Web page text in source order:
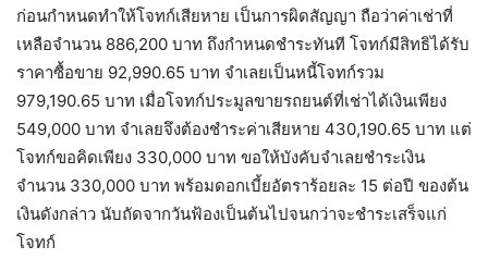
ก่อนกำหนดทำให้โจทก์เสียหาย เป็นการผิดสัญญา ถือว่าค่าเช่าที่
เหลือจำนวน 886,200 บาท ถึงกำหนดชำระทันที โจทก์มีสิทธิได้รับ
ราคาซื้อขาย 92,990.65 บาท จำเลยเป็นหนี้โจทก์รวม
979,190.65 บาท เมื่อโจทก์ประมูลขายรถยนต์ที่เช่าได้เงินเพียง
549,000 บาท จำเลยจึงต้องชำระค่าเสียหาย 430,190.65 บาท แต่
โจทก์ขอคิดเพียง 330,000 บาท ขอให้บังคับจำเลยชำระเงิน
จำนวน 330,000 บาท พร้อมดอกเบี้ยอัตราร้อยละ 15 ต่อปี ของต้น
เงินดังกล่าว นับถัดจากวันฟ้องเป็นต้นไปจนกว่าจะชำระเสร็จแก่
โจทก์